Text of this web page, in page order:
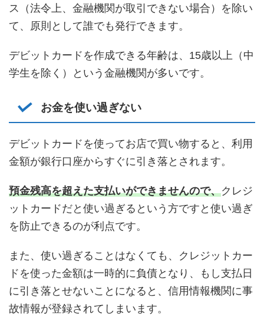
ス（法令上、金融機関が取引できない場合）を除い
て、原則として誰でも発行できます。
デビットカードを作成できる年齢は、15歳以上（中
学生を除く）という金融機関が多いです。
お金を使い過ぎない
デビットカードを使ってお店で買い物すると、利用
金額が銀行口座からすぐに引き落とされます。
預金残高を超えた支払いができませんので、クレジ
ットカードだと使い過ぎるという方ですと使い過ぎ
を防止できるのが利点です。
また、使い過ぎることはなくても、クレジットカー
ドを使った金額は一時的に負債となり、もし支払日
に引き落とせないことになると、信用情報機関に事
故情報が登録されてしまいます。